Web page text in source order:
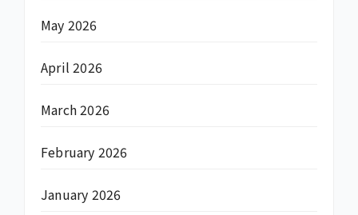
May 2026
April 2026
March 2026
February 2026
January 2026